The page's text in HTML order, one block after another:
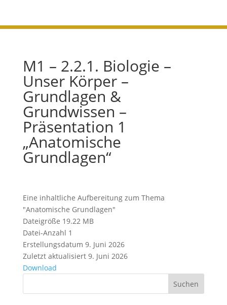
M1 – 2.2.1. Biologie –
Unser Körper –
Grundlagen &
Grundwissen –
Präsentation 1
„Anatomische
Grundlagen“
Eine inhaltliche Aufbereitung zum Thema
"Anatomische Grundlagen"
Dateigröße 19.22 MB
Datei-Anzahl 1
Erstellungsdatum 9. Juni 2026
Zuletzt aktualisiert 9. Juni 2026
Download